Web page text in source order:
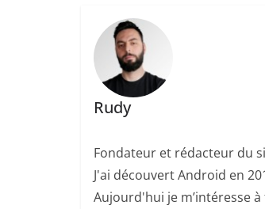
Rudy
Fondateur et rédacteur du
J'ai découvert Android en
Aujourd'hui je m’intéresse